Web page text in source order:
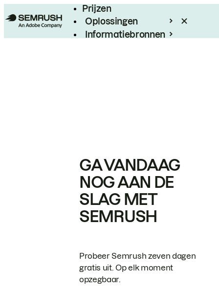
Prijzen
Oplossingen
Informatiebronnen
GA VANDAAG
NOG AAN DE
SLAG MET
SEMRUSH
Probeer Semrush zeven dagen
gratis uit. Op elk moment
opzegbaar.